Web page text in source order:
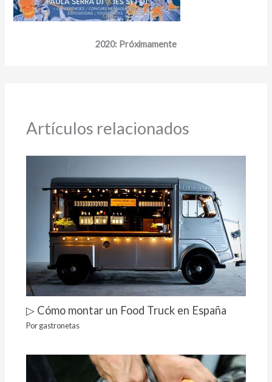
2020: Próximamente
Artículos relacionados
▷ Cómo montar un Food Truck en España
Porgastronetas